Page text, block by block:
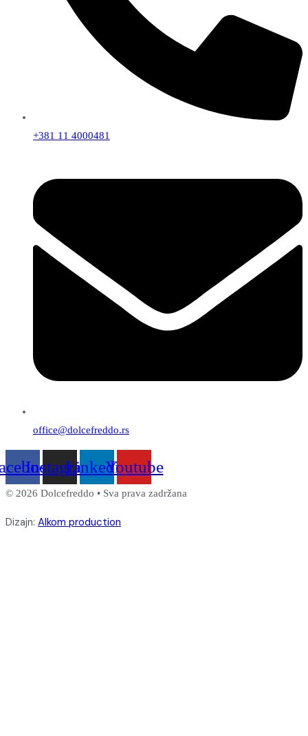
+381 11 4000481
office@dolcefreddo.rs
InstagramLinkedinYoutube
© 2026 Dolcefreddo • Sva prava zadržana
Dizajn: Alkom production